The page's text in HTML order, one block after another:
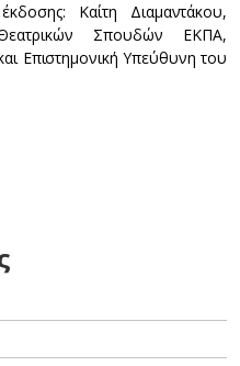
Καίτη Διαμαντάκου,
Σπουδών ΕΚΠΑ,
Επιστημονική Υπεύθυνη του